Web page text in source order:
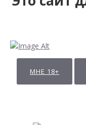
МНЕ 18+